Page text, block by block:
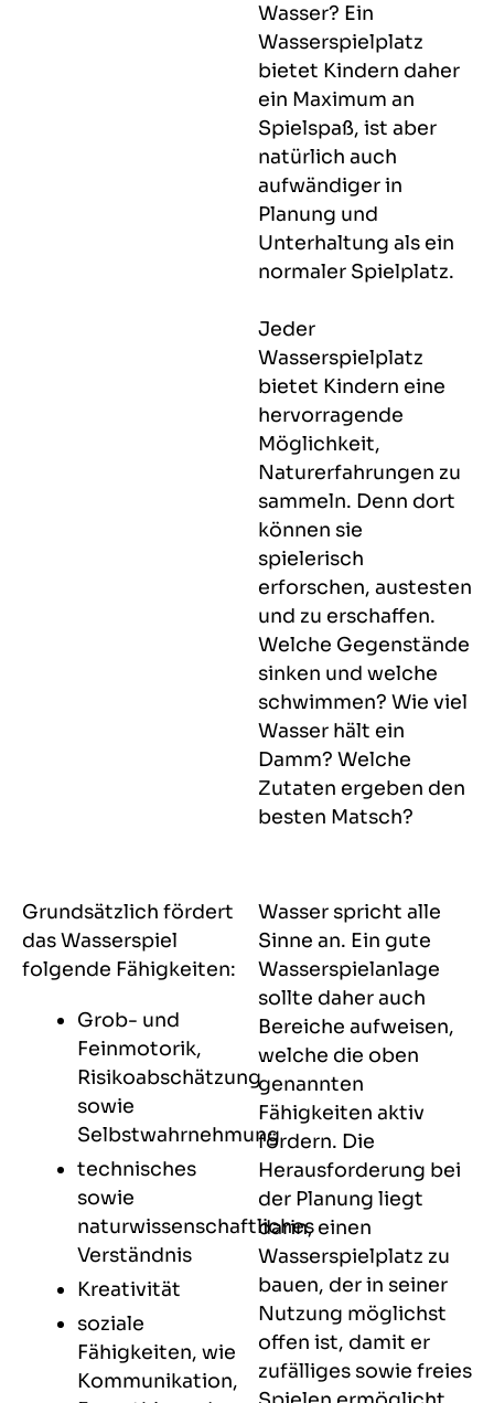
Wasser? Ein
Wasserspielplatz
bietet Kindern daher
ein Maximum an
Spielspaß, ist aber
natürlich auch
aufwändiger in
Planung und
Unterhaltung als ein
normaler Spielplatz.
Jeder
Wasserspielplatz
bietet Kindern eine
hervorragende
Möglichkeit,
Naturerfahrungen zu
sammeln. Denn dort
können sie
spielerisch
erforschen, austesten
und zu erschaffen.
Welche Gegenstände
sinken und welche
schwimmen? Wie viel
Wasser hält ein
Damm? Welche
Zutaten ergeben den
besten Matsch?
Grundsätzlich fördert
das Wasserspiel
folgende Fähigkeiten:
Grob- und
Feinmotorik,
Risikoabschätzung
sowie
Selbstwahrnehmung
technisches
sowie
naturwissenschaftliches
Verständnis
Kreativität
soziale
Fähigkeiten, wie
Kommunikation,
Wasser spricht alle
Sinne an. Ein gute
Wasserspielanlage
sollte daher auch
Bereiche aufweisen,
welche die oben
genannten
Fähigkeiten aktiv
fördern. Die
Herausforderung bei
der Planung liegt
darin, einen
Wasserspielplatz zu
bauen, der in seiner
Nutzung möglichst
offen ist, damit er
zufälliges sowie freies